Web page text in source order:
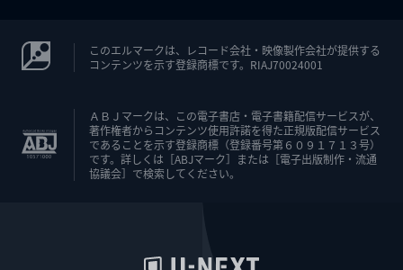
このエルマークは、レコード会社・映像製作会社が提供する
コンテンツを示す登録商標です。RIAJ70024001
ＡＢＪマークは、この電子書店・電子書籍配信サービスが、
著作権者からコンテンツ使用許諾を得た正規版配信サービス
であることを示す登録商標（登録番号第６０９１７１３号）
です。詳しくは［ABJマーク］または［電子出版制作・流通
協議会］で検索してください。